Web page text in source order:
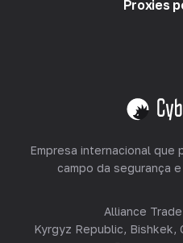
Proxies
Ver
Empresa internacional
campo da segurança
Alliance
Kyrgyz Republic, Bishkek,